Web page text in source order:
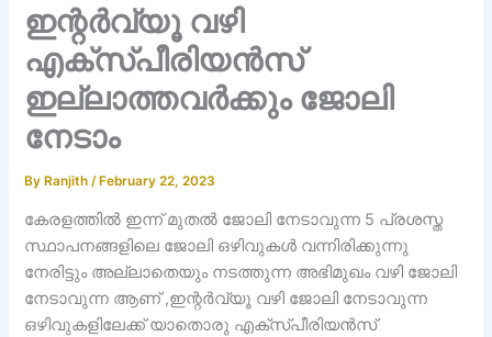
ഇന്റർവ്യൂ വഴി
എക്സ്പീരിയൻസ്
ഇല്ലാത്തവർക്കും ജോലി
നേടാം
ByRanjith /February 22, 2023
കേരളത്തിൽ ഇന്ന് മുതൽ ജോലി നേടാവുന്ന 5 പ്രശസ്ത
സ്ഥാപനങ്ങളിലെ ജോലി ഒഴിവുകൾ വന്നിരിക്കുന്നു
നേരിട്ടും അല്ലാതെയും നടത്തുന്ന അഭിമുഖം വഴി ജോലി
നേടാവുന്ന ആണ് ,ഇന്റർവ്യൂ വഴി ജോലി നേടാവുന്ന
ഒഴിവുകളിലേക്ക് യാതൊരു എക്സ്പീരിയൻസ്